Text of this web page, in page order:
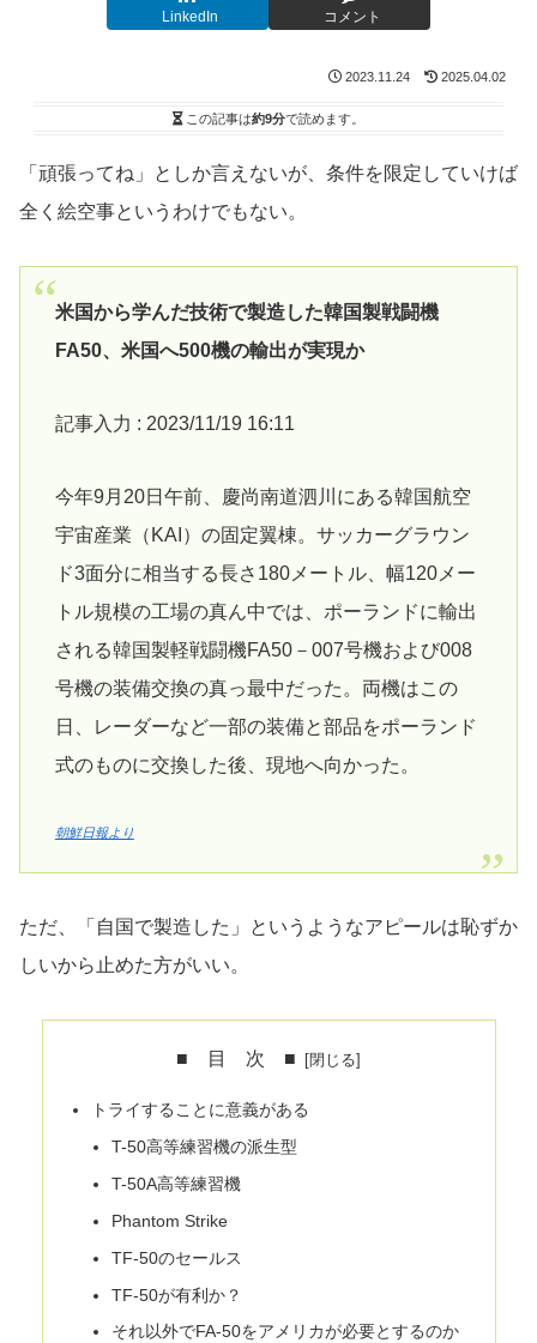
LinkedIn コメント
2023.11.24 2025.04.02
この記事は約9分で読めます。
「頑張ってね」としか言えないが、条件を限定していけば
全く絵空事というわけでもない。
米国から学んだ技術で製造した韓国製戦闘機
FA50、米国へ500機の輸出が実現か
記事入力 : 2023/11/19 16:11
今年9月20日午前、慶尚南道泗川にある韓国航空
宇宙産業（KAI）の固定翼棟。サッカーグラウン
ド3面分に相当する長さ180メートル、幅120メー
トル規模の工場の真ん中では、ポーランドに輸出
される韓国製軽戦闘機FA50－007号機および008
号機の装備交換の真っ最中だった。両機はこの
日、レーダーなど一部の装備と部品をポーランド
式のものに交換した後、現地へ向かった。
朝鮮日報より
ただ、「自国で製造した」というようなアピールは恥ずか
しいから止めた方がいい。
■ 目 次 ■
トライすることに意義がある
T-50高等練習機の派生型
T-50A高等練習機
Phantom Strike
TF-50のセールス
TF-50が有利か？
それ以外でFA-50をアメリカが必要とするのか